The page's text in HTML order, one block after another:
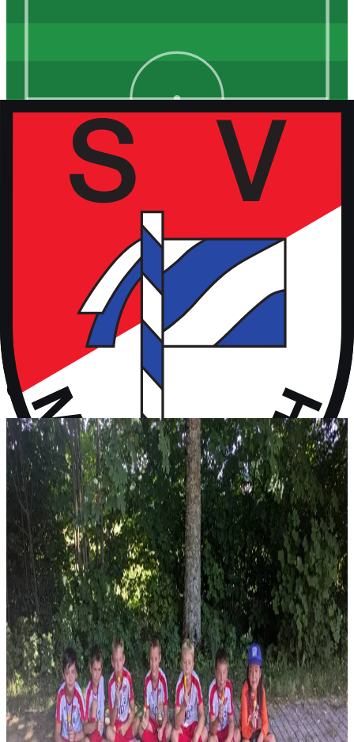
Kunstrasen
vor 9 Monaten
Aktuelles
Neuigkeiten aus dem Vereinsleben und kommende Termine
News
28. Juli 2026
F-Jugend holt Platz 2 beim Turnier in Wall
Vier Gruppensiege ohne Gegentor und ein 2:0 im Halbfinale – erst
im Finale wird unsere F-Jugend gestoppt: P...
News
14. Juli 2026
Rückblick: 1. Fanclub Worldcup Rot-Weiß –
Endrunde auf unserem Hauptplatz
36 Teams von FC-Bayern-Fanclubs aus vier Ländern, ein
Wochenende voller Fußball – und das große Finale auf...